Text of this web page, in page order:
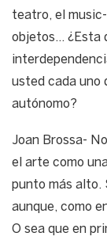
teatro, el
objetos… ¿Esta
usted cada uno
autónomo?
Joan Brossa-
el arte como
punto más alto.
aunque, como
O sea que en